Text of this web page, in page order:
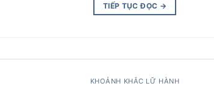
TIẾP TỤC ĐỌC →
KHOẢNH KHẮC LỮ HÀNH